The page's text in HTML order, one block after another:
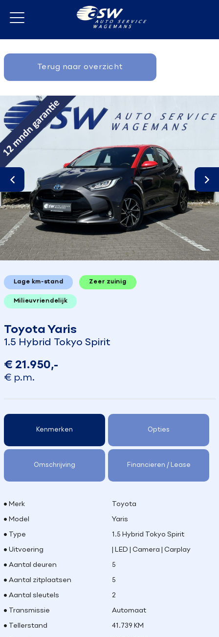
Terug naar overzicht
Lage km-stand Zeer zuinig
Milieuvriendelijk
Toyota Yaris
1.5 Hybrid Tokyo Spirit
€ 21.950,-
€ p.m.
Kenmerken Opties
Omschrijving Financieren / Lease
Merk Toyota
Model Yaris
Type 1.5 Hybrid Tokyo Spirit
Uitvoering | LED | Camera | Carplay
Aantal deuren 5
Aantal zitplaatsen 5
Aantal sleutels 2
Transmissie Automaat
Tellerstand 41.739 KM